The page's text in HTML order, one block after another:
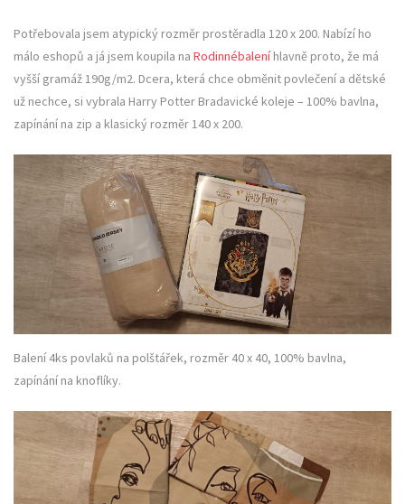
Potřebovala jsem atypický rozměr prostěradla 120 x 200. Nabízí ho
málo eshopů a já jsem koupila na Rodinnébaleníhlavně proto, že má
vyšší gramáž 190g/m2. Dcera, která chce obměnit povlečení a dětské
už nechce, si vybrala Harry Potter Bradavické koleje – 100% bavlna,
zapínání na zip a klasický rozměr 140 x 200.
Balení 4ks povlaků na polštářek, rozměr 40 x 40, 100% bavlna,
zapínání na knoflíky.